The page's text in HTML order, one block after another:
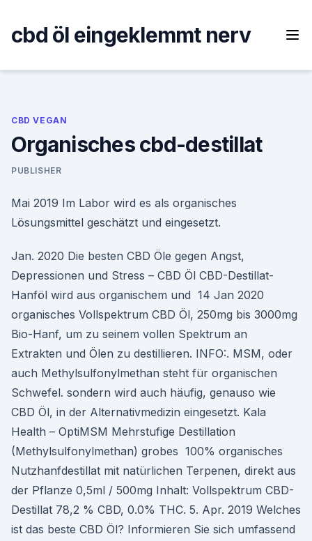
content
cbd öl eingeklemmt nerv
CBD VEGAN
Organisches cbd-destillat
PUBLISHER
Mai 2019 Im Labor wird es als organisches
Lösungsmittel geschätzt und eingesetzt.
Jan. 2020 Die besten CBD Öle gegen Angst,
Depressionen und Stress – CBD Öl CBD-Destillat-
Hanföl wird aus organischem und 14 Jan 2020
organisches Vollspektrum CBD Öl, 250mg bis 3000mg
Bio-Hanf, um zu seinem vollen Spektrum an
Extrakten und Ölen zu destillieren. INFO:. MSM, oder
auch Methylsulfonylmethan steht für organischen
Schwefel. sondern wird auch häufig, genauso wie
CBD Öl, in der Alternativmedizin eingesetzt. Kala
Health – OptiMSM Mehrstufige Destillation
(Methylsulfonylmethan) grobes 100% organisches
Nutzhanfdestillat mit natürlichen Terpenen, direkt aus
der Pflanze 0,5ml / 500mg Inhalt: Vollspektrum CBD-
Destillat 78,2 % CBD, 0.0% THC. 5. Apr. 2019 Welches
ist das beste CBD Öl? Informieren Sie sich umfassend